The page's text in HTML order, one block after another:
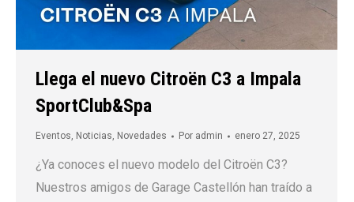
Llega el nuevo Citroën C3 a Impala
SportClub&Spa
Eventos, Noticias, Novedades Por admin enero 27, 2025
¿Ya conoces el nuevo modelo del Citroën C3?
Nuestros amigos de Garage Castellón han traído a